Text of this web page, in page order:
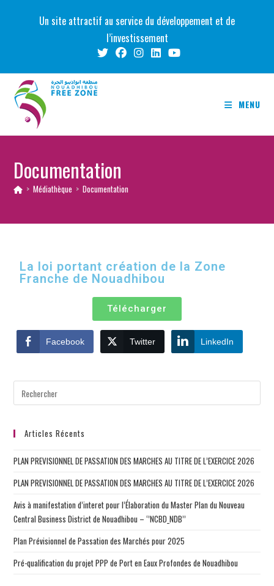
Un site attractif au service du développement et de
l’investissement
MENU
Documentation
> Médiathèque > Documentation
La loi portant création de la Zone
Franche de Nouadhibou
Télécharger
Facebook Twitter LinkedIn
Articles Récents
PLAN PREVISIONNEL DE PASSATION DES MARCHES AU TITRE DE L’EXERCICE 2026
PLAN PREVISIONNEL DE PASSATION DES MARCHES AU TITRE DE L’EXERCICE 2026
Avis à manifestation d’interet pour l’Élaboration du Master Plan du Nouveau
Central Business District de Nouadhibou – ‘’NCBD_NDB’’
Plan Prévisionnel de Passation des Marchés pour 2025
Pré-qualification du projet PPP de Port en Eaux Profondes de Nouadhibou